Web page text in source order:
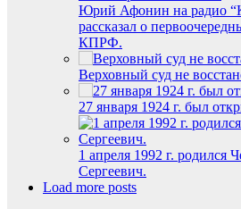
Юрий Афонин на радио
рассказал о
КПРФ.
Верховный суд не
27 января 1924 г. был
1 апреля 1992 г. родился
Сергеевич.
Load more posts